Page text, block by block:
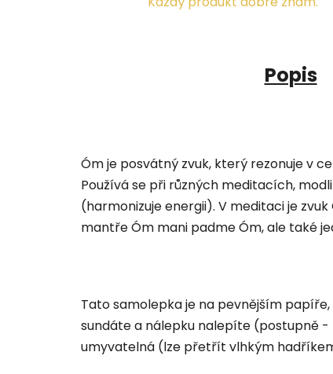
Popis
Óm je posvátný zvuk, který rezonuje v
Používá se při různých meditacích,
(harmonizuje energii). V meditaci je
mantře Óm mani padme Óm, ale také
Tato samolepka je na pevnějším
sundáte a nálepku nalepíte (postupně
umyvatelná (lze přetřít vlhkým